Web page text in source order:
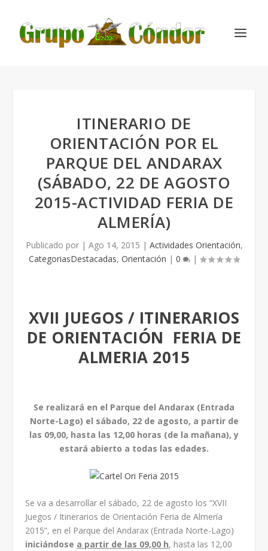
ITINERARIO DE
ORIENTACIÓN POR EL
PARQUE DEL ANDARAX
(SÁBADO, 22 DE AGOSTO
2015-ACTIVIDAD FERIA DE
ALMERÍA)
Publicado por | Ago 14, 2015 | Actividades Orientación,
CategoriasDestacadas, Orientación | 0 |
XVII JUEGOS / ITINERARIOS
DE ORIENTACIÓN FERIA DE
ALMERIA 2015
Se realizará en el Parque del Andarax (Entrada
Norte-Lago) el sábado, 22 de agosto, a partir de
las 09,00, hasta las 12,00 horas (de la mañana), y
estará abierto a todas las edades.
Se va a desarrollar el sábado, 22 de agosto los “XVII
Juegos / Itinerarios de Orientación Feria de Almería
2015”, en el Parque del Andarax (Entrada Norte-Lago)
iniciándose a partir de las 09,00 h, hasta las 12,00